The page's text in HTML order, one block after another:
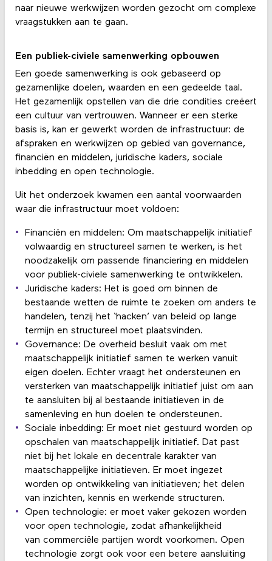
naar nieuwe werkwijzen worden gezocht om complexe
vraagstukken aan te gaan.
Een publiek-civiele samenwerking opbouwen
Een goede samenwerking is ook gebaseerd op
gezamenlijke doelen, waarden en een gedeelde taal.
Het gezamenlijk opstellen van die drie condities creëert
een cultuur van vertrouwen. Wanneer er een sterke
basis is, kan er gewerkt worden de infrastructuur: de
afspraken en werkwijzen op gebied van governance,
financiën en middelen, juridische kaders, sociale
inbedding en open technologie.
Uit het onderzoek kwamen een aantal voorwaarden
waar die infrastructuur moet voldoen:
Financiën en middelen: Om maatschappelijk initiatief
volwaardig en structureel samen te werken, is het
noodzakelijk om passende financiering en middelen
voor publiek-civiele samenwerking te ontwikkelen.
Juridische kaders: Het is goed om binnen de
bestaande wetten de ruimte te zoeken om anders te
handelen, tenzij het ‘hacken’ van beleid op lange
termijn en structureel moet plaatsvinden.
Governance: De overheid besluit vaak om met
maatschappelijk initiatief samen te werken vanuit
eigen doelen. Echter vraagt het ondersteunen en
versterken van maatschappelijk initiatief juist om aan
te aansluiten bij al bestaande initiatieven in de
samenleving en hun doelen te ondersteunen.
Sociale inbedding: Er moet niet gestuurd worden op
opschalen van maatschappelijk initiatief. Dat past
niet bij het lokale en decentrale karakter van
maatschappelijke initiatieven. Er moet ingezet
worden op ontwikkeling van initiatieven; het delen
van inzichten, kennis en werkende structuren.
Open technologie: er moet vaker gekozen worden
voor open technologie, zodat afhankelijkheid
van commerciële partijen wordt voorkomen. Open
technologie zorgt ook voor een betere aansluiting